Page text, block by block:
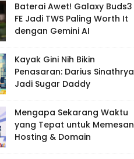
Baterai Awet! Galaxy Buds3
FE Jadi TWS Paling Worth It
dengan Gemini AI
Kayak Gini Nih Bikin
Penasaran: Darius Sinathrya
Jadi Sugar Daddy
Mengapa Sekarang Waktu
yang Tepat untuk Memesan
Hosting & Domain